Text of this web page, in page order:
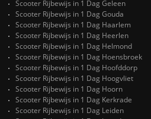
Scooter Rijbewijs in 1 Dag Geleen
Scooter Rijbewijs in 1 Dag Gouda
Scooter Rijbewijs in 1 Dag Haarlem
Scooter Rijbewijs in 1 Dag Heerlen
Scooter Rijbewijs in 1 Dag Helmond
Scooter Rijbewijs in 1 Dag Hoensbroek
Scooter Rijbewijs in 1 Dag Hoofddorp
Scooter Rijbewijs in 1 Dag Hoogvliet
Scooter Rijbewijs in 1 Dag Hoorn
Scooter Rijbewijs in 1 Dag Kerkrade
Scooter Rijbewijs in 1 Dag Leiden